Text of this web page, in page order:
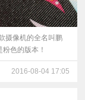
摄像机的全名叫鹏
色的版本！
2016-08-04 17:05